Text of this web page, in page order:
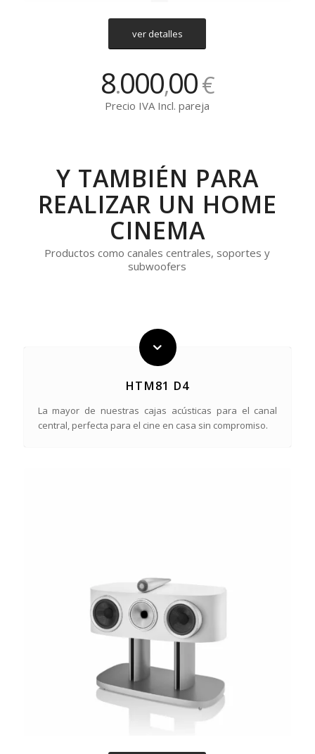
ver detalles
8.000,00€
Precio IVA Incl. pareja
Y TAMBIÉN PARA
REALIZAR UN HOME
CINEMA
Productos como canales centrales, soportes y
subwoofers
HTM81 D4
La mayor de nuestras cajas acústicas para el canal
central, perfecta para el cine en casa sin compromiso.